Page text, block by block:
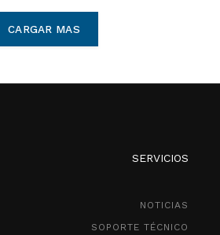
CARGAR MAS
SERVICIOS
NOTICIAS
SOPORTE TÉCNICO